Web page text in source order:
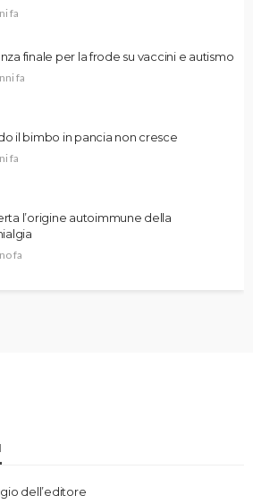
fa
finale per la frode su vaccini e autismo
fa
il bimbo in pancia non cresce
fa
l’origine autoimmune della
fa
dell’editore